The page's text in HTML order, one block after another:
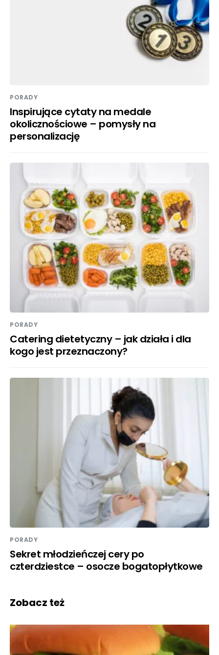
PORADY
Inspirujące cytaty na medale
okolicznościowe – pomysły na
personalizację
PORADY
Catering dietetyczny – jak działa i dla
kogo jest przeznaczony?
PORADY
Sekret młodzieńczej cery po
czterdziestce – osocze bogatopłytkowe
Zobacz też